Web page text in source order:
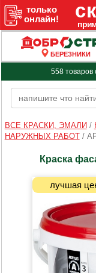
БЕРЕЗНИКИ
558 товаров
ВСЕ КРАСКИ, ЭМАЛИ /
НАРУЖНЫХ РАБОТ/
Краска